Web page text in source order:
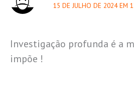
15 DE JULHO DE 2024 EM
Investigação profunda é a
impõe !